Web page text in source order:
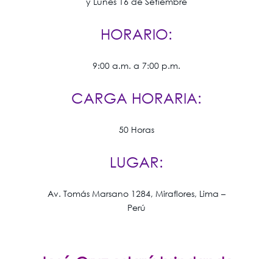
HORARIO:
9:00 a.m. a 7:00 p.m.
CARGA HORARIA:
50 Horas
LUGAR:
Av. Tomás Marsano 1284, Miraflores, Lima –
Perú